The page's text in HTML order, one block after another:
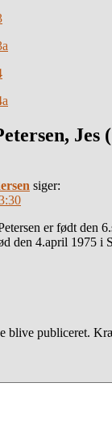
Jes
siger:
er født den
den 4.april 1975 i
blive publiceret.